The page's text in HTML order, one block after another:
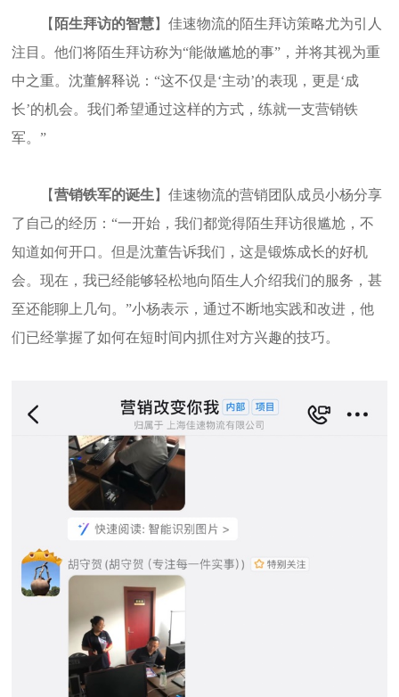
【 陌生拜访的智慧】佳速物流的陌生拜访策略尤为引人
注目。他们将陌生拜访称为“能做尴尬的事” ，并将其视为重
中之重。沈董解释说：“这不仅是‘主动’的表现，更是‘成
长’的机会。我们希望通过这样的方式，练就一支营销铁
军。”
【营销铁军的诞生 】佳速物流的营销团队成员小杨分享
了自己的经历：“一开始，我们都觉得陌生拜访很尴尬，不
知道如何开口。但是沈董告诉我们，这是锻炼成长的好机
会。现在，我已经能够轻松地向陌生人介绍我们的服务，甚
至还能聊上几句。”小杨表示，通过不断地实践和改进，他
们已经掌握了如何在短时间内抓住对方兴趣的技巧。